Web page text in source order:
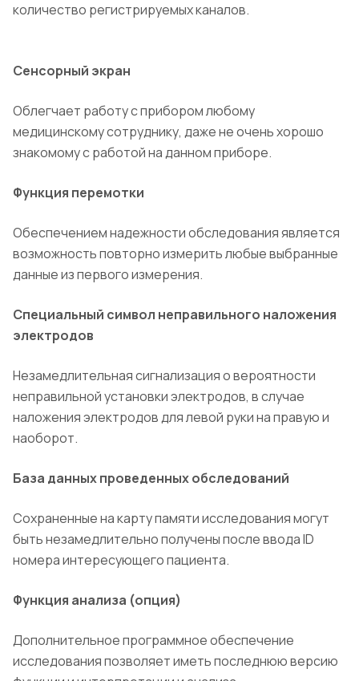
количество регистрируемых каналов.
Сенсорный экран
Облегчает работу с прибором любому
медицинскому сотруднику, даже не очень хорошо
знакомому с работой на данном приборе.
Функция перемотки
Обеспечением надежности обследования является
возможность повторно измерить любые выбранные
данные из первого измерения.
Специальный символ неправильного наложения
электродов
Незамедлительная сигнализация о вероятности
неправильной установки электродов, в случае
наложения электродов для левой руки на правую и
наоборот.
База данных проведенных обследований
Сохраненные на карту памяти исследования могут
быть незамедлительно получены после ввода ID
номера интересующего пациента.
Функция анализа (опция)
Дополнительное программное обеспечение
исследования позволяет иметь последнюю версию